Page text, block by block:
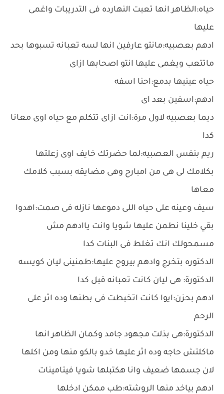
حياه:الظاهر انها تعبت النهارده فى التدريبات واغمى
عليها
ادهم بعصبيه:مانتو عارفين انها لسه تعبانه تسبوها بحد
ماتتعب ويغمى عليها انتو اصحابها ازاى
حياه عينيها بدمع:احنا اسفه
ادهم:اسفين بعد اى
ديما بعصبيه لاول مرة:انت ازاى تتكلم مع حياه اوى معانا
كدا
ريم بنفس العصبيه:لما حضرتك خايف اوى زعلتها
بكلامك لى هى من امبارح وهى مضايقه بسبب كلامك
معاها
سيف وعينه على حياه اللى دموعها نازله فى صمت:اهدوا
بقي خلينا نطمن عليها شويا وانت ياادهم مش
مسمحولك انك تغلط فى البنات كدا
الدكتوره بتخرج وادهم بيروح عليها:طمنينى ليان كويسه
الدكتورة: هى ليان كانت تعبانه قبل كدا
ادهم بحزن:ايوا كانت اتخبطت فى بطنها وده اثر على
الرحم
الدكتورة:هى بذلت مجهود جامد وكمان الظاهر انها
ماكلتش حاجه وده اثر عليها خدو بالكو منها ومن اكلها
لان جسمها ضعيف وانا هكتبلها شويا فيتامينات
ادهم بياخد منها الروشته:طب ممكن ادخلها